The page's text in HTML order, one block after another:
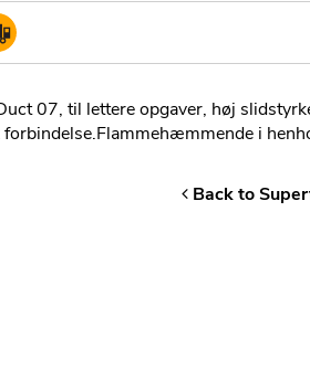
07, til lettere opgaver, høj
i
Back to